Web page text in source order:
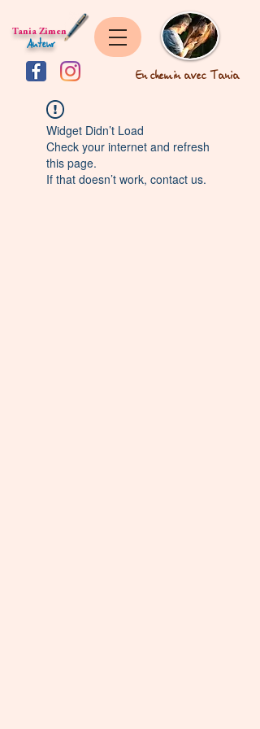
Auteur
Tania Zimen
En chemin avec Tania
Widget Didn’t Load
Check your internet and refresh
this page.
If that doesn’t work, contact us.